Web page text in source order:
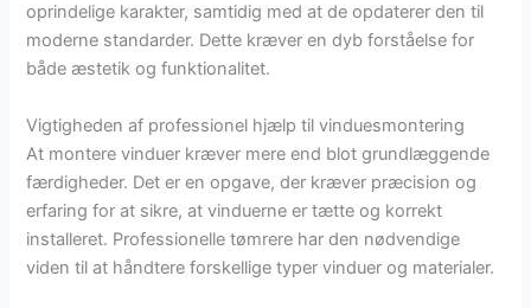
oprindelige karakter, samtidig med at de opdaterer den til
moderne standarder. Dette kræver en dyb forståelse for
både æstetik og funktionalitet.
Vigtigheden af professionel hjælp til vinduesmontering
At montere vinduer kræver mere end blot grundlæggende
færdigheder. Det er en opgave, der kræver præcision og
erfaring for at sikre, at vinduerne er tætte og korrekt
installeret. Professionelle tømrere har den nødvendige
viden til at håndtere forskellige typer vinduer og materialer.